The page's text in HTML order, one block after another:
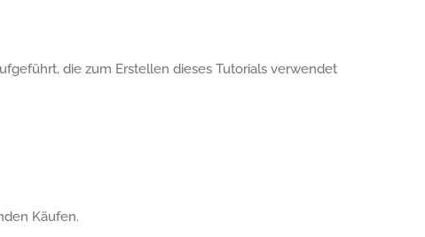
die zum Erstellen dieses Tutorials verwendet
Käufen.